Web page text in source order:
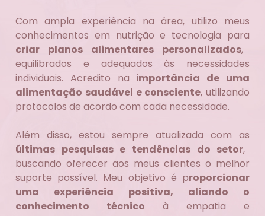
Com ampla experiência na área, utilizo meus
conhecimentos em nutrição e tecnologia para
criar planos alimentares personalizados,
equilibrados e adequados às necessidades
individuais. Acredito na importância de uma
alimentação saudável e consciente, utilizando
protocolos de acordo com cada necessidade.
Além disso, estou sempre atualizada com as
últimas pesquisas e tendências do setor,
buscando oferecer aos meus clientes o melhor
suporte possível. Meu objetivo é proporcionar
uma experiência positiva, aliando o
conhecimento técnico à empatia e